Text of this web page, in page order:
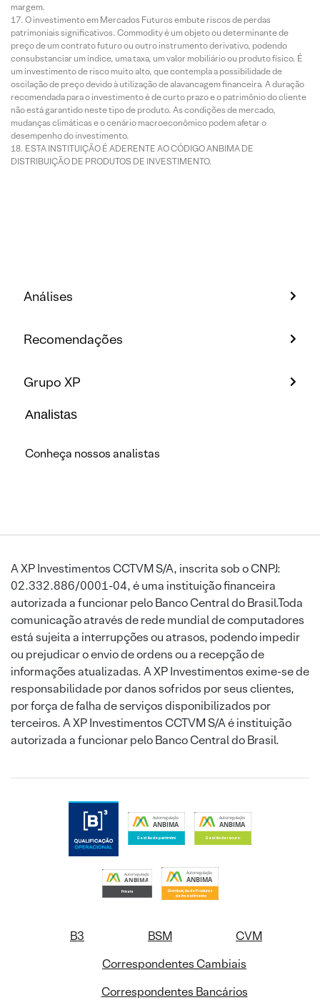
margem.
O investimento em Mercados Futuros embute riscos de perdas
patrimoniais significativos. Commodity é um objeto ou determinante de
preço de um contrato futuro ou outro instrumento derivativo, podendo
consubstanciar um índice, uma taxa, um valor mobiliário ou produto físico. É
um investimento de risco muito alto, que contempla a possibilidade de
oscilação de preço devido à utilização de alavancagem financeira. A duração
recomendada para o investimento é de curto prazo e o patrimônio do cliente
não está garantido neste tipo de produto. As condições de mercado,
mudanças climáticas e o cenário macroeconômico podem afetar o
desempenho do investimento.
ESTA INSTITUIÇÃO É ADERENTE AO CÓDIGO ANBIMA DE
DISTRIBUIÇÃO DE PRODUTOS DE INVESTIMENTO.
Análises
Recomendações
Grupo XP
Analistas
Conheça nossos analistas
A XP Investimentos CCTVM S/A, inscrita sob o CNPJ:
02.332.886/0001-04, é uma instituição financeira
autorizada a funcionar pelo Banco Central do Brasil.Toda
comunicação através de rede mundial de computadores
está sujeita a interrupções ou atrasos, podendo impedir
ou prejudicar o envio de ordens ou a recepção de
informações atualizadas. A XP Investimentos exime-se de
responsabilidade por danos sofridos por seus clientes,
por força de falha de serviços disponibilizados por
terceiros. A XP Investimentos CCTVM S/A é instituição
autorizada a funcionar pelo Banco Central do Brasil.
B3 BSM
CVM
Correspondentes Cambiais
Correspondentes Bancários